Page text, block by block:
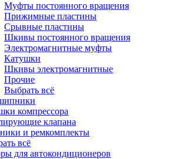
Муфты постоянного вращения
Прижимные пластины
Срывные пластины
Шкивы постоянного вращения
Электромагнитные муфты
Катушки
Шкивы электромагнитные
Прочие
Выбрать всё
компрессора
клапана
и ремкомплекты
всё
для автокондиционеров